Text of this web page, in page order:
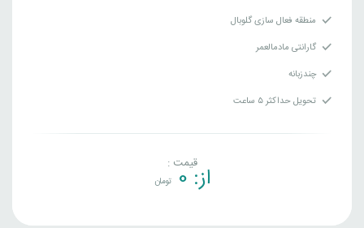
منطقه فعال سازی گلوبال
گارانتی مادمالعمر
چندزبانه
تحویل حداکثر ۵ ساعت
قیمت :از:0 تومان